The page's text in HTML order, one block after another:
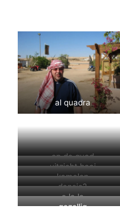
al quadra
op de quad
uitzicht baai
kamelen
dansje?
o la la
gezellig